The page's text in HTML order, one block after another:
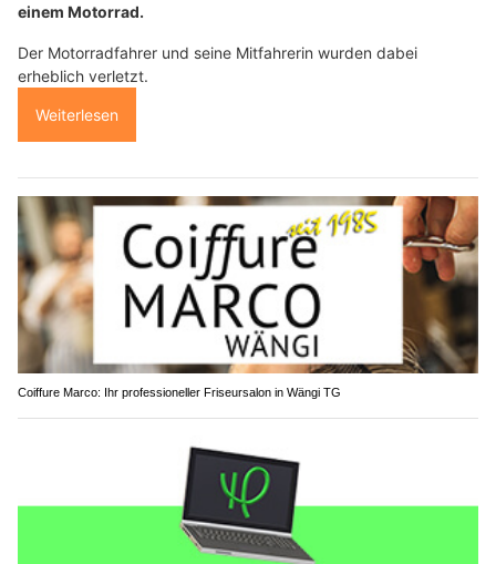
einem Motorrad.
Der Motorradfahrer und seine Mitfahrerin wurden dabei
erheblich verletzt.
Weiterlesen
Coiffure Marco: Ihr professioneller Friseursalon in Wängi TG